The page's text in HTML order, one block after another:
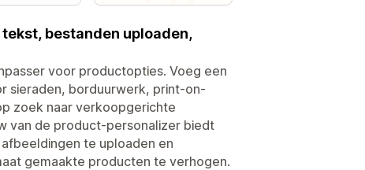
bestanden uploaden,
voor productopties. Voeg een
sieraden, borduurwerk, print-on-
zoek naar verkoopgerichte
van de product-personalizer biedt
te uploaden en
gemaakte producten te verhogen.